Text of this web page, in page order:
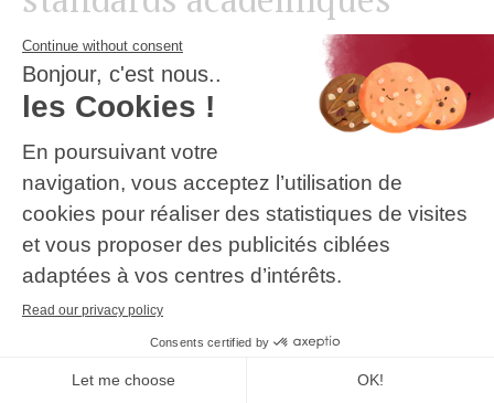
Le point d’orgue du programme Executive DBA est la
soutenance de la thèse
, qui obéit scrupuleusement
auxstandards académiques
en vigueur à l’Université
Paris-Saclay. Avant même la soutenance finale, une
pré-soutenance(soutenance blanche) est organisée,
durant laquelle le doctorant présente sa thèse
devant un comité restreint qui évalue la maturité du
travail et formule des recommandations finales. Ce
processus exigeant constitue une préparation
précieuse en vue de l’épreuve finale.
La soutenance finale se dérouledevant un jury
académique
, dans le respect des règles de